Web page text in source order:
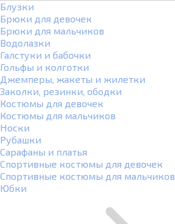
Блузки
Брюки для девочек
Брюки для мальчиков
Водолазки
Галстуки и бабочки
Гольфы и колготки
Джемперы, жакеты и жилетки
Заколки, резинки, ободки
Костюмы для девочек
Костюмы для мальчиков
Носки
Рубашки
Сарафаны и платья
Спортивные костюмы для девочек
Спортивные костюмы для мальчиков
Юбки